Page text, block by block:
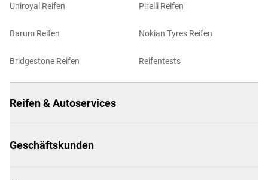
Uniroyal Reifen
Barum Reifen
Bridgestone Reifen
Pirelli Reifen
Nokian Tyres Reifen
Reifentests
Reifen & Autoservices
Geschäftskunden